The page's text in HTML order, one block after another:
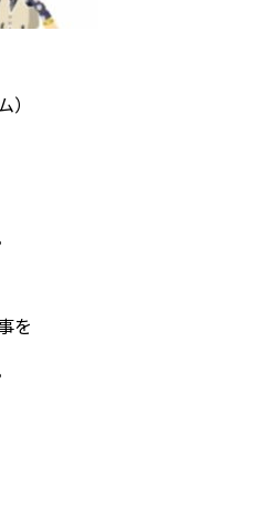
を